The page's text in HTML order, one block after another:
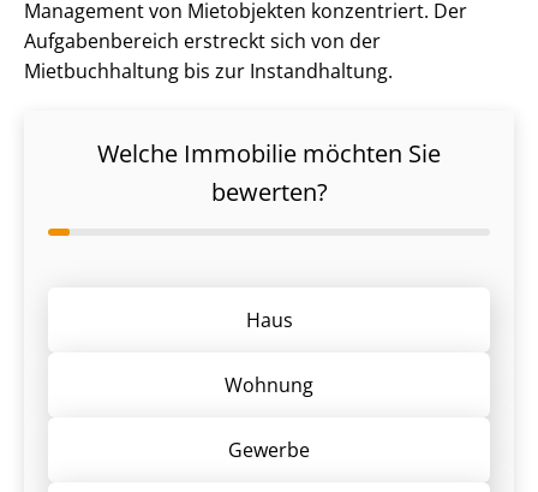
Management von Mietobjekten konzentriert. Der
Aufgabenbereich erstreckt sich von der
Mietbuchhaltung bis zur Instandhaltung.
Welche Immobilie möchten Sie
bewerten?
Haus
Wohnung
Gewerbe